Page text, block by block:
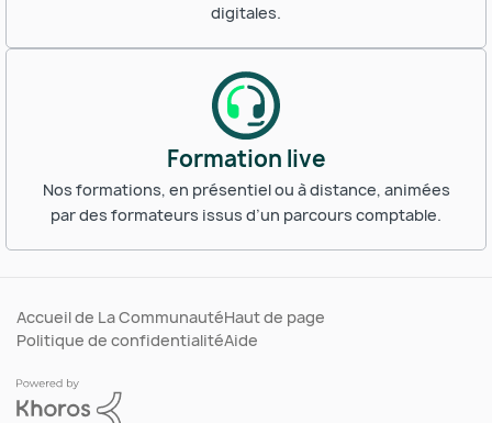
digitales.
Formation live
Nos formations, en présentiel ou à distance, animées
par des formateurs issus d’un parcours comptable.
Accueil de La CommunautéHaut de page
Politique de confidentialitéAide